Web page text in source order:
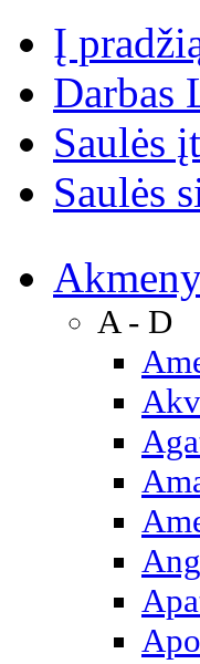
Į
Darbas
Saulės
Saulės
A - D